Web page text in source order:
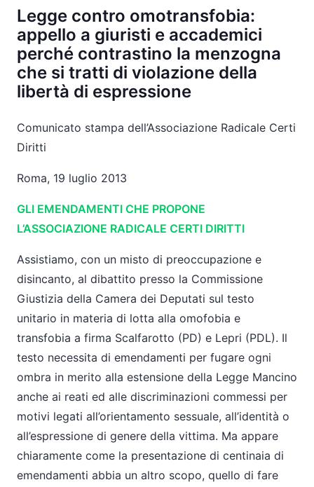
Legge contro omotransfobia:
appello a giuristi e accademici
perché contrastino la menzogna
che si tratti di violazione della
libertà di espressione
Comunicato stampa dell’Associazione Radicale Certi
Diritti
Roma, 19 luglio 2013
GLI EMENDAMENTI CHE PROPONE
L’ASSOCIAZIONE RADICALE CERTI DIRITTI
Assistiamo, con un misto di preoccupazione e
disincanto, al dibattito presso la Commissione
Giustizia della Camera dei Deputati sul testo
unitario in materia di lotta alla omofobia e
transfobia a firma Scalfarotto (PD) e Lepri (PDL). Il
testo necessita di emendamenti per fugare ogni
ombra in merito alla estensione della Legge Mancino
anche ai reati ed alle discriminazioni commessi per
motivi legati all’orientamento sessuale, all’identità o
all’espressione di genere della vittima. Ma appare
chiaramente come la presentazione di centinaia di
emendamenti abbia un altro scopo, quello di fare